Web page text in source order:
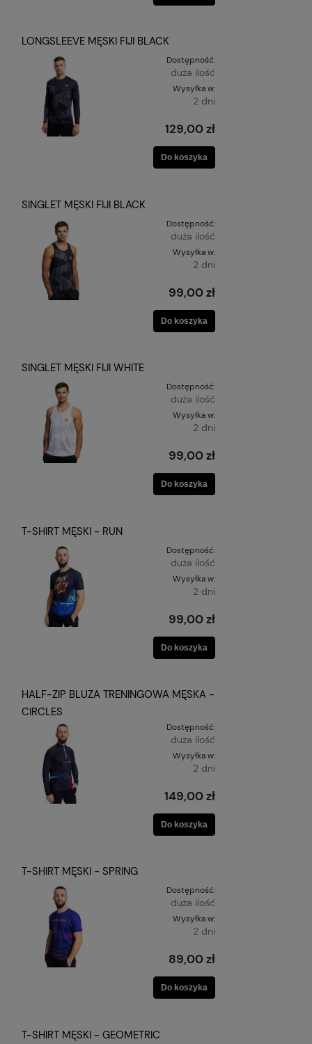
LONGSLEEVE MĘSKI FIJI BLACK
Dostępność:
duża ilość
Wysyłka w:
2 dni
129,00 zł
Do koszyka
SINGLET MĘSKI FIJI BLACK
Dostępność:
duża ilość
Wysyłka w:
2 dni
99,00 zł
Do koszyka
SINGLET MĘSKI FIJI WHITE
Dostępność:
duża ilość
Wysyłka w:
2 dni
99,00 zł
Do koszyka
T-SHIRT MĘSKI - RUN
Dostępność:
duża ilość
Wysyłka w:
2 dni
99,00 zł
Do koszyka
HALF-ZIP BLUZA TRENINGOWA MĘSKA -
CIRCLES
Dostępność:
duża ilość
Wysyłka w:
2 dni
149,00 zł
Do koszyka
T-SHIRT MĘSKI - SPRING
Dostępność:
duża ilość
Wysyłka w:
2 dni
89,00 zł
Do koszyka
T-SHIRT MĘSKI - GEOMETRIC